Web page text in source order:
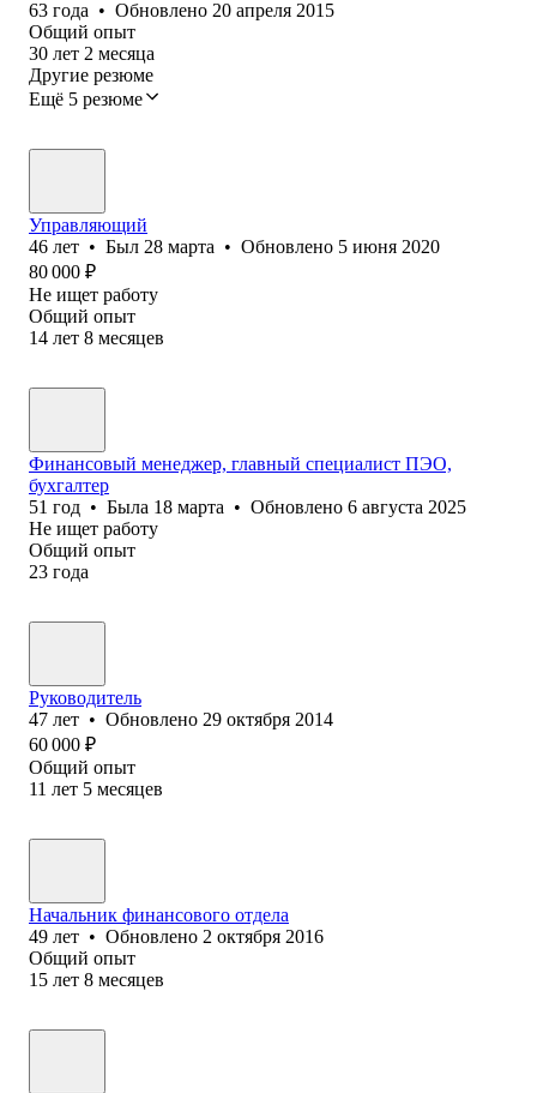
63 года • Обновлено 20 апреля 2015
Общий опыт
30 лет 2 месяца
Другие резюме
Ещё 5 резюме
Управляющий
46 лет • Был 28 марта • Обновлено 5 июня 2020
80 000 ₽
Не ищет работу
Общий опыт
14 лет 8 месяцев
Финансовый менеджер, главный специалист ПЭО,
бухгалтер
51 год • Была 18 марта • Обновлено 6 августа 2025
Не ищет работу
Общий опыт
23 года
Руководитель
47 лет • Обновлено 29 октября 2014
60 000 ₽
Общий опыт
11 лет 5 месяцев
Начальник финансового отдела
49 лет • Обновлено 2 октября 2016
Общий опыт
15 лет 8 месяцев